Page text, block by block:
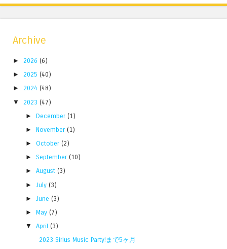
Archive
► 2026 (6)
► 2025 (40)
► 2024 (48)
▼ 2023 (47)
►December (1)
►November (1)
►October (2)
►September (10)
►August (3)
►July (3)
►June (3)
►May (7)
▼April (3)
2023 Sirius Music Party!まで5ヶ月